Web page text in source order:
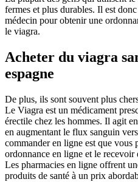
fermes et plus durables. Il est
médecin pour obtenir une
le viagra.
Acheter du viagra
espagne
De plus, ils sont souvent plus
Le Viagra est un médicament
érectile chez les hommes. Il agit
en augmentant le flux sanguin
commander en ligne est que vous
ordonnance en ligne et le recevoir
Les pharmacies en ligne offrent
produits de santé à un prix